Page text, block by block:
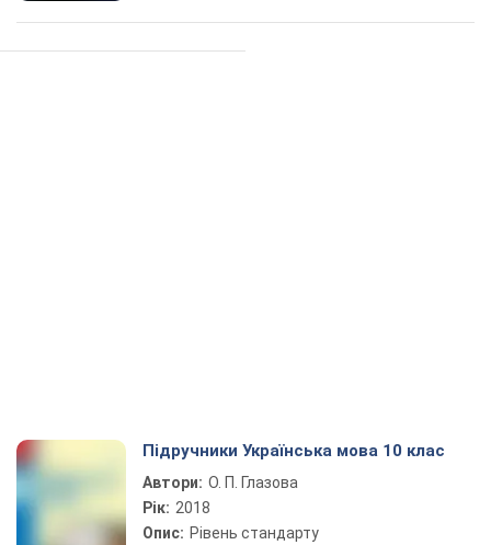
Підручники Українська мова 10 клас
Автори: О. П. Глазова
Рік: 2018
Опис: Рівень стандарту